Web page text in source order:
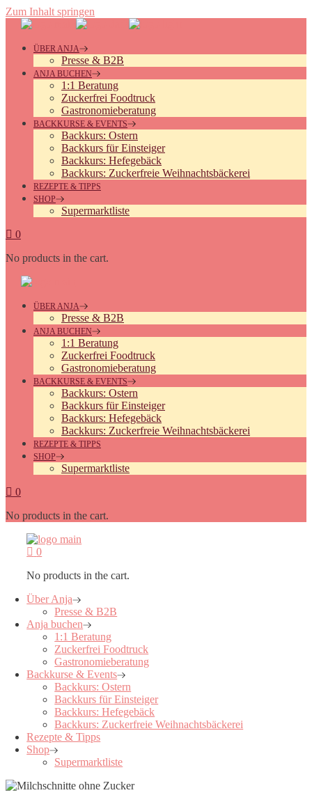
Zum Inhalt springen
ÜBER ANJA
Presse & B2B
ANJA BUCHEN
1:1 Beratung
Zuckerfrei Foodtruck
Gastronomieberatung
BACKKURSE & EVENTS
Backkurs: Ostern
Backkurs für Einsteiger
Backkurs: Hefegebäck
Backkurs: Zuckerfreie Weihnachtsbäckerei
REZEPTE & TIPPS
SHOP
Supermarktliste
0
No products in the cart.
ÜBER ANJA
Presse & B2B
ANJA BUCHEN
1:1 Beratung
Zuckerfrei Foodtruck
Gastronomieberatung
BACKKURSE & EVENTS
Backkurs: Ostern
Backkurs für Einsteiger
Backkurs: Hefegebäck
Backkurs: Zuckerfreie Weihnachtsbäckerei
REZEPTE & TIPPS
SHOP
Supermarktliste
0
No products in the cart.
0
No products in the cart.
Über Anja
Presse & B2B
Anja buchen
1:1 Beratung
Zuckerfrei Foodtruck
Gastronomieberatung
Backkurse & Events
Backkurs: Ostern
Backkurs für Einsteiger
Backkurs: Hefegebäck
Backkurs: Zuckerfreie Weihnachtsbäckerei
Rezepte & Tipps
Shop
Supermarktliste